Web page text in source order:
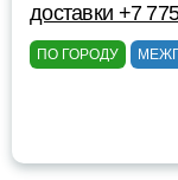
доставки +7
ПО ГОРОДУ